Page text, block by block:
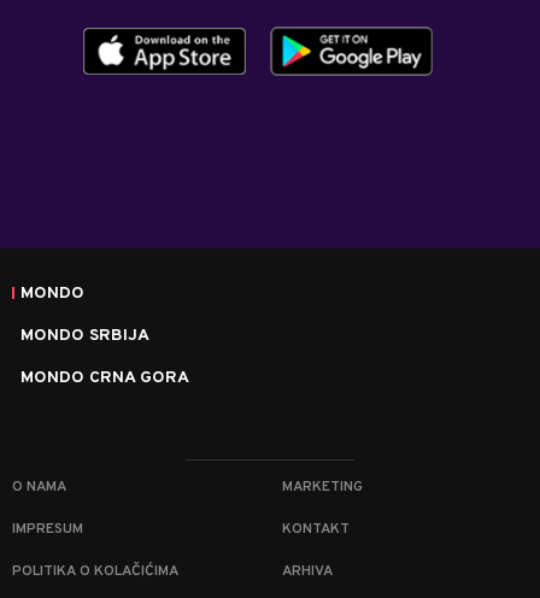
MONDO
MONDO SRBIJA
MONDO CRNA GORA
O NAMA MARKETING
IMPRESUM KONTAKT
POLITIKA O KOLAČIĆIMA ARHIVA